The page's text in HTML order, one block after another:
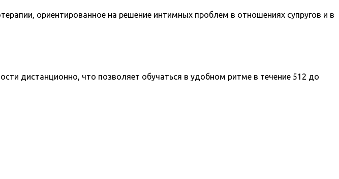
ориентированное на решение интимных проблем в отношениях супругов и в
дистанционно, что позволяет обучаться в удобном ритме в течение 512 до